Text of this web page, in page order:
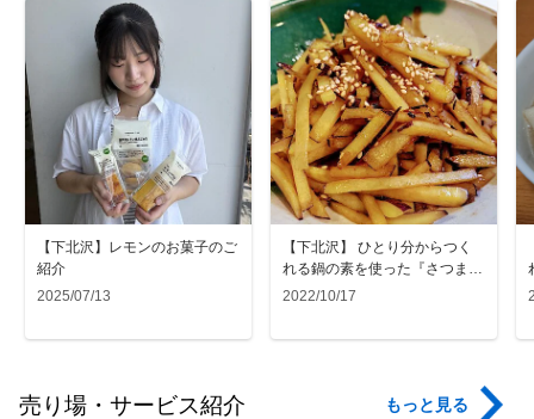
【下北沢】レモンのお菓子のご
紹介
2025/07/13
【下北沢】 ひとり分からつく
れる鍋の素を使った『さつまい
ものきんぴら』
2022/10/17
売り場・サービス紹介 もっと見る